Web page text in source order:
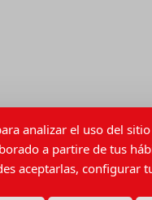
analizar el uso del
a partire de tus
aceptarlas, configurar